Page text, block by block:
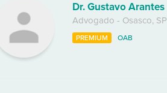
Dr. Gustavo Arantes
Advogado - Osasco, SP
PREMIUM OAB